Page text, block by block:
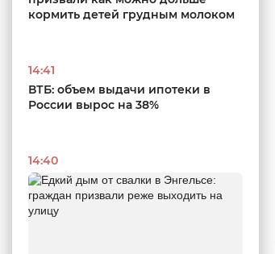
кормить детей грудным молоком
14:41
ВТБ: объем выдачи ипотеки в
России вырос на 38%
14:40